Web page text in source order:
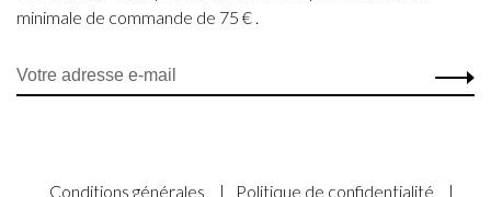
minimale de commande de 75 € .
Conditions générales | Politique de confidentialité |